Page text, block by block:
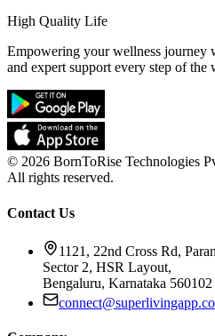
High Quality Life
Empowering your wellness journey
and expert support every step of the
© 2026 BornToRise Technologies
All rights reserved.
Contact Us
1121, 22nd Cross Rd,
Sector 2, HSR Layout,
Bengaluru, Karnataka 560102